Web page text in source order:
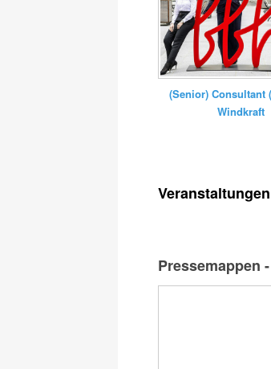
(Senior) Consultant
Windkraft
Pressemappen